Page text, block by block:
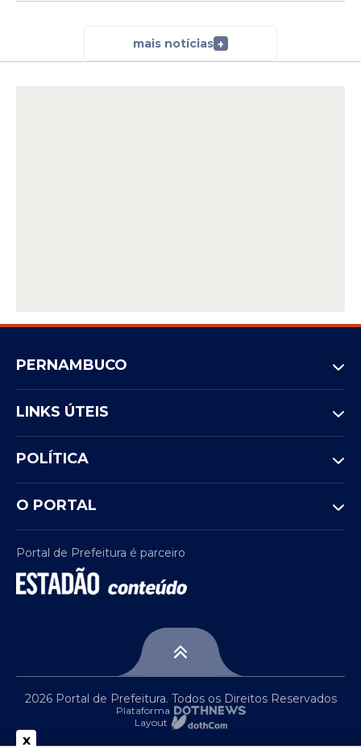
mais notícias +
PERNAMBUCO
LINKS ÚTEIS
POLÍTICA
O PORTAL
Portal de Prefeitura é parceiro
2026 Portal de Prefeitura. Todos os Direitos Reservados
Plataforma
Layout
x